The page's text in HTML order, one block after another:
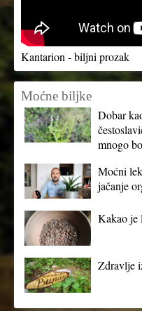
Kantarion - biljni prozak
Moćne biljke
Dobar
mnogo
Moćni
jačanje
Kakao je
Zdravlje